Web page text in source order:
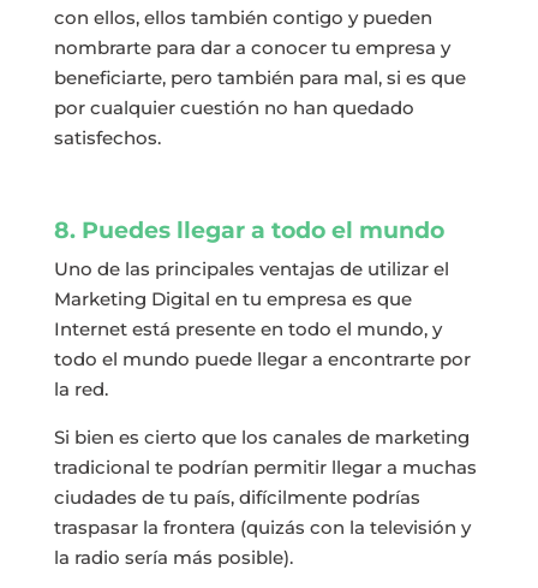
con ellos, ellos también contigo y pueden
nombrarte para dar a conocer tu empresa y
beneficiarte, pero también para mal, si es que
por cualquier cuestión no han quedado
satisfechos.
8. Puedes llegar a todo el mundo
Uno de las principales ventajas de utilizar el
Marketing Digital en tu empresa es que
Internet está presente en todo el mundo, y
todo el mundo puede llegar a encontrarte por
la red.
Si bien es cierto que los canales de marketing
tradicional te podrían permitir llegar a muchas
ciudades de tu país, difícilmente podrías
traspasar la frontera (quizás con la televisión y
la radio sería más posible).